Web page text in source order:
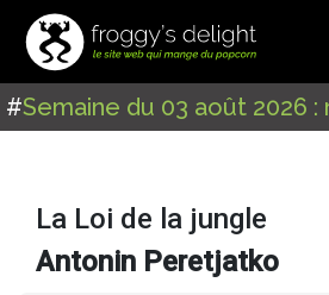
#Semaine du 03 août 2026
La Loi de la jungle
Antonin Peretjatko